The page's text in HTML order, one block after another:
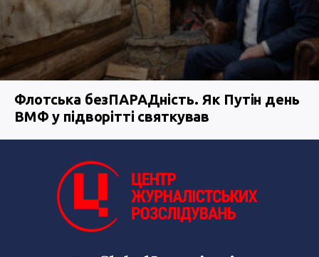
Флотська безПАРАДність. Як Путін день
ВМФ у підворітті святкував